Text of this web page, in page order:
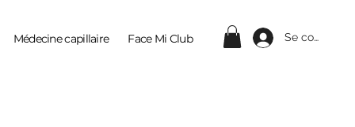
Médecine capillaire Face Mi Club Contact Se connecter